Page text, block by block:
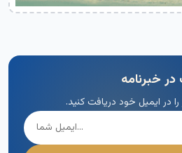
خبرنامه
در ایمیل خود دریافت کنید.